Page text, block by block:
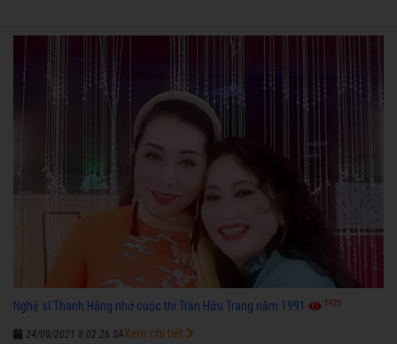
Nghệ sĩ Thanh Hằng nhớ cuộc thi Trần Hữu Trang năm 1991 1925
24/09/2021 8:02:26 SAXem chi tiết